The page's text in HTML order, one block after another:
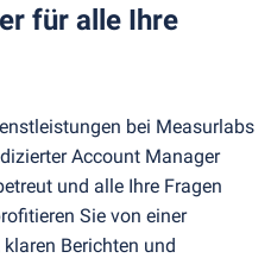
für alle Ihre
bei Measurlabs
Account Manager
und alle Ihre Fragen
Sie von einer
Berichten und